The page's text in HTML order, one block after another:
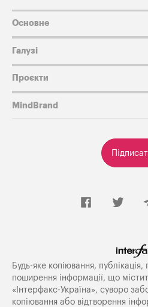
Основне
Галузі
Проєкти
MindBrand
Будь-яке копiювання, публiкацiя,
поширення iнформацiї, що
«Iнтерфакс-Україна», суворо
копіювання або відтворення